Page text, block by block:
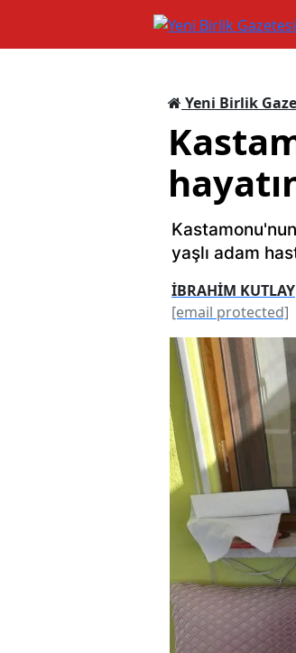
Yeni Birlik
yaşlı adam
İBRAHİM KUTLAY
[email protected]